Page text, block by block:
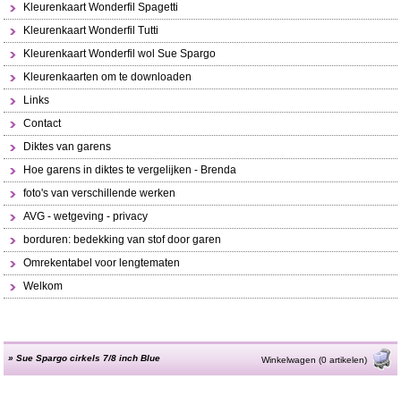
Kleurenkaart Wonderfil Spagetti
Kleurenkaart Wonderfil Tutti
Kleurenkaart Wonderfil wol Sue Spargo
Kleurenkaarten om te downloaden
Links
Contact
Diktes van garens
Hoe garens in diktes te vergelijken - Brenda
foto's van verschillende werken
AVG - wetgeving - privacy
borduren: bedekking van stof door garen
Omrekentabel voor lengtematen
Welkom
»Sue Spargo cirkels 7/8 inch Blue Winkelwagen (0 artikelen)